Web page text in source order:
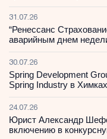
31.07.26
“Ренессанс
аварийным днем
30.07.26
Spring Development
Spring Industry в
24.07.26
Юрист Александр
включению в